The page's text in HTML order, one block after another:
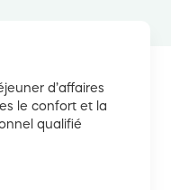
d’affaires
le confort et la
qualifié